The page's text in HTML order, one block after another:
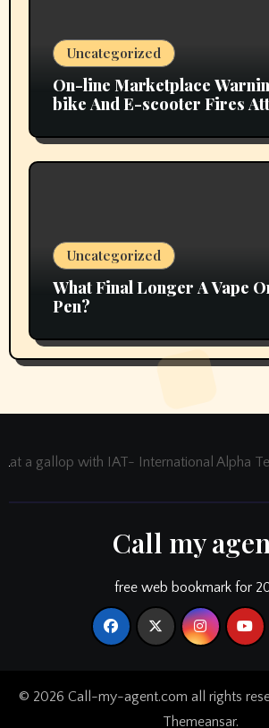
Uncategorized
On-line Marketplace
bike And E-scooter Fires
Uncategorized
What Final Longer A Vape
Pen?
at a gallop with IAT- International Alpha
Call my
free web bookmark for
© 2026 Call-my-agent.com all rights
Themeansar.